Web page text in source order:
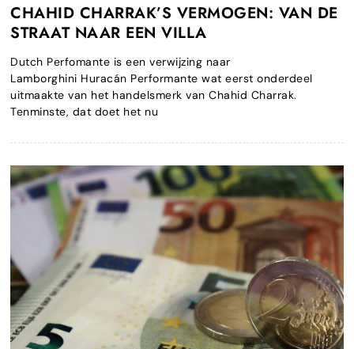
CHAHID CHARRAK’S VERMOGEN: VAN DE
STRAAT NAAR EEN VILLA
Dutch Perfomante is een verwijzing naar
Lamborghini Huracán Performante wat eerst onderdeel
uitmaakte van het handelsmerk van Chahid Charrak.
Tenminste, dat doet het nu